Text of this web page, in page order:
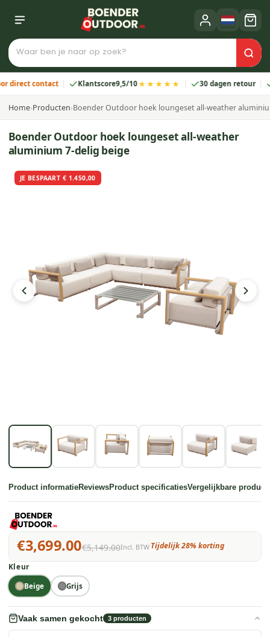
contact Klantscore9,5/10★★★★★ 30 dagen retour 2
Home›Producten›Boender Outdoor hoek loungeset all-weather
Boender Outdoor hoek loungeset all-weather
aluminium 7-delig beige
JE BESPAART € 1.450,00
Product informatieReviewsProduct specificatiesVergelijkbare
€3,699.00€5,149.00Incl. BTW Tijdelijk 28% korting
Kleur
Beige Grijs
Vaak samen gekocht 3 producten